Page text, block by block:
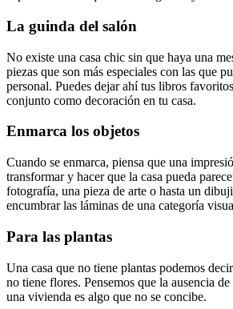
La guinda del salón
No existe una casa chic sin que haya una
piezas que son más especiales con las que
personal. Puedes dejar ahí tus libros
conjunto como decoración en tu casa.
Enmarca los objetos
Cuando se enmarca, piensa que una
transformar y hacer que la casa pueda
fotografía, una pieza de arte o hasta un
encumbrar las láminas de una categoría
Para las plantas
Una casa que no tiene plantas podemos
no tiene flores. Pensemos que la ausencia
una vivienda es algo que no se concibe.